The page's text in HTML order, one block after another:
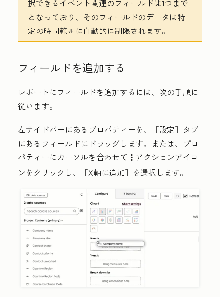
択できるイベント関連のフィールドは1つ まで
となっており、そのフィールドのデータは特
定の時間範囲に自動的に制限されます。
フィールドを追加する
レポートにフィールドを追加するには、次の手順に
従います。
左サイドバーにあるプロパティーを、［設定］タブ
にある フィールドにドラッグします。または、プロ
パティーにカーソルを合わせて verticalMenu アクションアイコ
ンをクリックし、［X軸に追加］ を選択します。